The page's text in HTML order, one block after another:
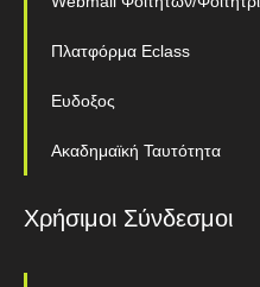
Πλατφόρμα Eclass
Ευδοξος
Ακαδημαϊκή Ταυτότητα
Χρήσιμοι Σύνδεσμοι